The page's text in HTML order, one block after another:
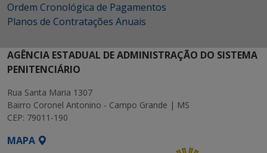
Ordem Cronológica de Pagamentos
Planos de Contratações Anuais
AGÊNCIA ESTADUAL DE ADMINISTRAÇÃO DO SISTEMA
PENITENCIÁRIO
Rua Santa Maria 1307
Bairro Coronel Antonino - Campo Grande | MS
CEP: 79011-190
MAPA